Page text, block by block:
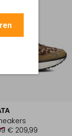
€ 209,99